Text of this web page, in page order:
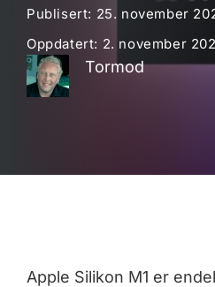
Publisert: 25. november
Oppdatert: 2. november
Tormod
Apple Silikon M1 er